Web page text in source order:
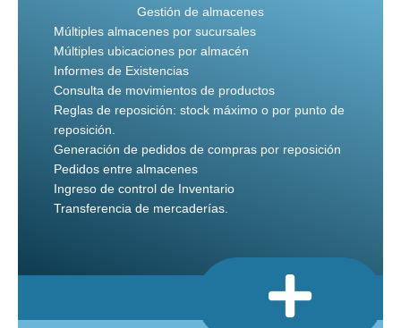
Gestión de almacenes
Múltiples almacenes por sucursales
Múltiples ubicaciones por almacén
Informes de Existencias
Consulta de movimientos de productos
Reglas de reposición: stock máximo o por punto de
reposición.
Generación de pedidos de compras por reposición
Pedidos entre almacenes
Ingreso de control de Inventario
Transferencia de mercaderías.